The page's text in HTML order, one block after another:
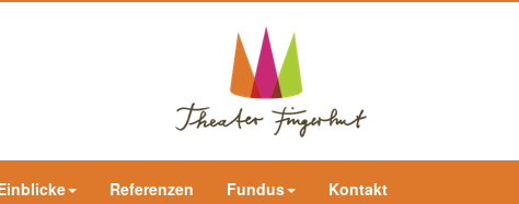
Referenzen Fundus Kontakt